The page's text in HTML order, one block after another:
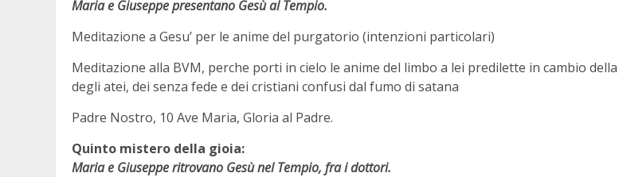
Maria e Giuseppe presentano Gesù al Tempio.
Meditazione a Gesu’ per le anime del purgatorio (intenzioni particolari)
Meditazione alla BVM, perche porti in cielo le anime del limbo a lei predilette in cambio
degli atei, dei senza fede e dei cristiani confusi dal fumo di satana
Padre Nostro, 10 Ave Maria, Gloria al Padre.
Quinto mistero della gioia:
Maria e Giuseppe ritrovano Gesù nel Tempio, fra i dottori.